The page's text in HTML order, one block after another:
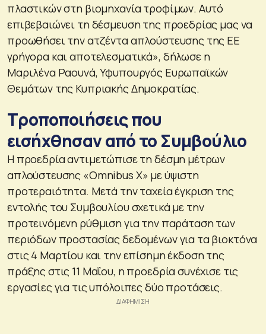
πλαστικών στη βιομηχανία τροφίμων. Αυτό
επιβεβαιώνει τη δέσμευση της προεδρίας μας να
προωθήσει την ατζέντα απλούστευσης της ΕΕ
γρήγορα και αποτελεσματικά», δήλωσε η
Μαριλένα Ραουνά, Υφυπουργός Ευρωπαϊκών
Θεμάτων της Κυπριακής Δημοκρατίας.
Τροποποιήσεις που
εισήχθησαν από το Συμβούλιο
Η προεδρία αντιμετώπισε τη δέσμη μέτρων
απλούστευσης «Omnibus X» με ύψιστη
προτεραιότητα. Μετά την ταχεία έγκριση της
εντολής του Συμβουλίου σχετικά με την
προτεινόμενη ρύθμιση για την παράταση των
περιόδων προστασίας δεδομένων για τα βιοκτόνα
στις 4 Μαρτίου και την επίσημη έκδοση της
πράξης στις 11 Μαΐου, η προεδρία συνέχισε τις
εργασίες για τις υπόλοιπες δύο προτάσεις.